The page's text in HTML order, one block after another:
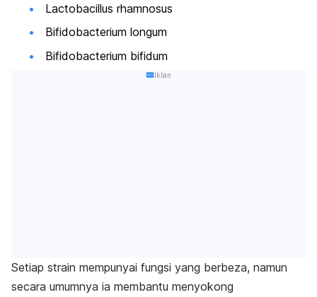
Lactobacillus rhamnosus
Bifidobacterium longum
Bifidobacterium bifidum
Iklan
Setiap strain mempunyai fungsi yang berbeza, namun
secara umumnya ia membantu menyokong